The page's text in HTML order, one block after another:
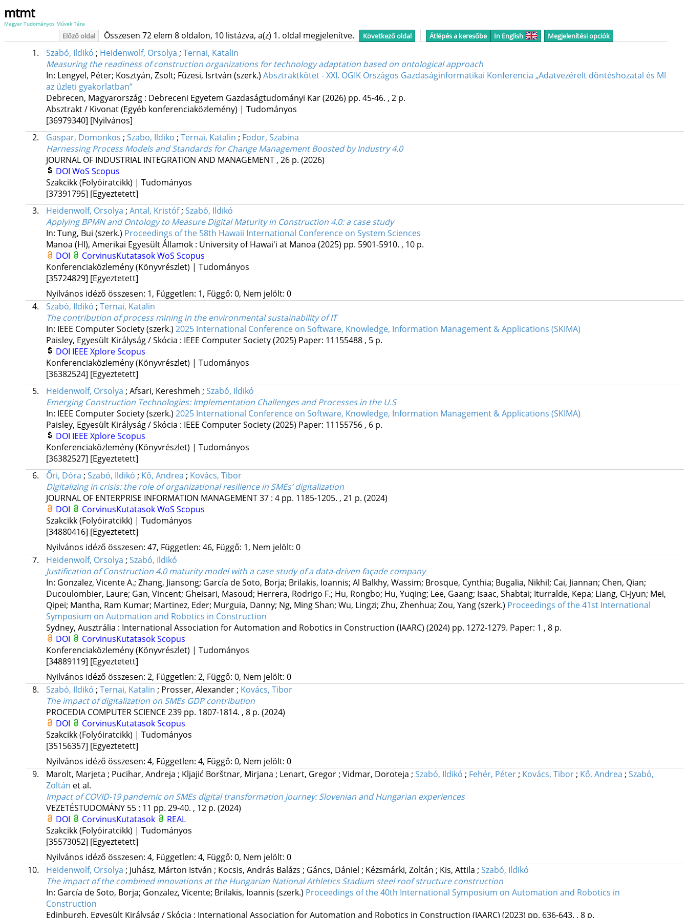
mtmt
Magyar Tudományos Művek Tára
Előző oldal Összesen 72 elem 8 oldalon, 10 listázva, a(z) 1. oldal megjelenítve. Következő oldal Átlépés a keresőbe In English Megjelenítési opciók
1. Szabó, Ildikó ; Heidenwolf, Orsolya ; Ternai, Katalin
Measuring the readiness of construction organizations for technology adaptation based on ontological approach
In: Lengyel, Péter; Kosztyán, Zsolt; Füzesi, Isrtván (szerk.) Absztraktkötet - XXI. OGIK Országos Gazdaságinformatikai Konferencia „Adatvezérelt döntéshozatal és MI
az üzleti gyakorlatban”
Debrecen, Magyarország : Debreceni Egyetem Gazdaságtudományi Kar(2026) pp. 45-46. , 2 p.
Absztrakt / Kivonat (Egyéb konferenciaközlemény) | Tudományos
[36979340] [Nyilvános]
2.
Gaspar, Domonkos ; Szabo, Ildiko ; Ternai, Katalin ; Fodor, Szabina
Harnessing Process Models and Standards for Change Management Boosted by Industry 4.0
JOURNAL OF INDUSTRIAL INTEGRATION AND MANAGEMENT, 26 p. (2026)
DOI WoS Scopus
Szakcikk (Folyóiratcikk) | Tudományos
[37391795] [Egyeztetett]
3.
Heidenwolf, Orsolya ; Antal, Kristóf; Szabó, Ildikó
Applying BPMN and Ontology to Measure Digital Maturity in Construction 4.0: a case study
In: Tung, Bui (szerk.) Proceedings of the 58th Hawaii International Conference on System Sciences
Manoa (HI), Amerikai Egyesült Államok : University of Hawai'i at Manoa (2025) pp. 5901-5910. , 10 p.
DOI
CorvinusKutatasokWoS Scopus
Konferenciaközlemény (Könyvrészlet) | Tudományos
[35724829] [Egyeztetett]
Nyilvános idéző összesen: 1, Független: 1, Függő: 0, Nem jelölt: 0
4.
Szabó, Ildikó ; Ternai, Katalin
The contribution of process mining in the environmental sustainability of IT
In: IEEE Computer Society (szerk.) 2025 International Conference on Software, Knowledge, Information Management & Applications (SKIMA)
Paisley, Egyesült Királyság / Skócia : IEEE Computer Society(2025) Paper: 11155488 , 5 p.
DOI IEEE XploreScopus
Konferenciaközlemény (Könyvrészlet) | Tudományos
[36382524] [Egyeztetett]
5.
Heidenwolf, Orsolya ; Afsari, Kereshmeh ; Szabó, Ildikó
Emerging Construction Technologies: Implementation Challenges and Processes in the U.S
In: IEEE Computer Society (szerk.) 2025 International Conference on Software, Knowledge, Information Management & Applications (SKIMA)
Paisley, Egyesült Királyság / Skócia : IEEE Computer Society(2025) Paper: 11155756 , 6 p.
DOI IEEE XploreScopus
Konferenciaközlemény (Könyvrészlet) | Tudományos
[36382527] [Egyeztetett]
6.
Őri, Dóra ; Szabó, Ildikó ; Kő, Andrea ; Kovács, Tibor
Digitalizing in crisis: the role of organizational resilience in SMEs’ digitalization
JOURNAL OF ENTERPRISE INFORMATION MANAGEMENT37: 4 pp. 1185-1205. , 21 p. (2024)
DOI
CorvinusKutatasokWoS Scopus
Szakcikk (Folyóiratcikk) | Tudományos
[34880416] [Egyeztetett]
Nyilvános idéző összesen: 47, Független: 46, Függő: 1, Nem jelölt: 0
7.
Heidenwolf, Orsolya ; Szabó, Ildikó
Justification of Construction 4.0 maturity model with a case study of a data-driven façade company
In: Gonzalez, Vicente A.; Zhang, Jiansong; García de Soto, Borja; Brilakis, Ioannis; Al Balkhy, Wassim; Brosque, Cynthia; Bugalia, Nikhil; Cai, Jiannan; Chen, Qian;
Ducoulombier, Laure; Gan, Vincent; Gheisari, Masoud; Herrera, Rodrigo F.; Hu, Rongbo; Hu, Yuqing; Lee, Gaang; Isaac, Shabtai; Iturralde, Kepa; Liang, Ci-Jyun; Mei,
Qipei; Mantha, Ram Kumar; Martinez, Eder; Murguia, Danny; Ng, Ming Shan; Wu, Lingzi; Zhu, Zhenhua; Zou, Yang (szerk.) Proceedings of the 41st International
Symposium on Automation and Robotics in Construction
Sydney, Ausztrália : International Association for Automation and Robotics in Construction (IAARC) (2024) pp. 1272-1279. Paper: 1 , 8 p.
DOI
CorvinusKutatasokScopus
Konferenciaközlemény (Könyvrészlet) | Tudományos
[34889119] [Egyeztetett]
Nyilvános idéző összesen: 2, Független: 2, Függő: 0, Nem jelölt: 0
8.
Szabó, Ildikó ; Ternai, Katalin ; Prosser, Alexander; Kovács, Tibor
The impact of digitalization on SMEs GDP contribution
PROCEDIA COMPUTER SCIENCE 239 pp. 1807-1814. , 8 p. (2024)
DOI
CorvinusKutatasokScopus
Szakcikk (Folyóiratcikk) | Tudományos
[35156357] [Egyeztetett]
Nyilvános idéző összesen: 4, Független: 4, Függő: 0, Nem jelölt: 0
9.
Marolt, Marjeta ; Pucihar, Andreja ; Kljajić Borštnar, Mirjana ; Lenart, Gregor; Vidmar, Doroteja ; Szabó, Ildikó ; Fehér, Péter; Kovács, Tibor; Kő, Andrea ; Szabó,
Zoltán et al.
Impact of COVID-19 pandemic on SMEs digital transformation journey: Slovenian and Hungarian experiences
VEZETÉSTUDOMÁNY 55: 11 pp. 29-40. , 12 p. (2024)
DOI
CorvinusKutatasok
REAL
Szakcikk (Folyóiratcikk) | Tudományos
[35573052] [Egyeztetett]
Nyilvános idéző összesen: 4, Független: 4, Függő: 0, Nem jelölt: 0
10.
Heidenwolf, Orsolya ; Juhász, Márton István ; Kocsis, András Balázs ; Gáncs, Dániel ; Kézsmárki, Zoltán ; Kis, Attila ; Szabó, Ildikó
The impact of the combined innovations at the Hungarian National Athletics Stadium steel roof structure construction
In: García de Soto, Borja; Gonzalez, Vicente; Brilakis, Ioannis (szerk.) Proceedings of the 40th International Symposium on Automation and Robotics in
Construction
Edinburgh, Egyesült Királyság / Skócia : International Association for Automation and Robotics in Construction (IAARC) (2023) pp. 636-643. , 8 p.